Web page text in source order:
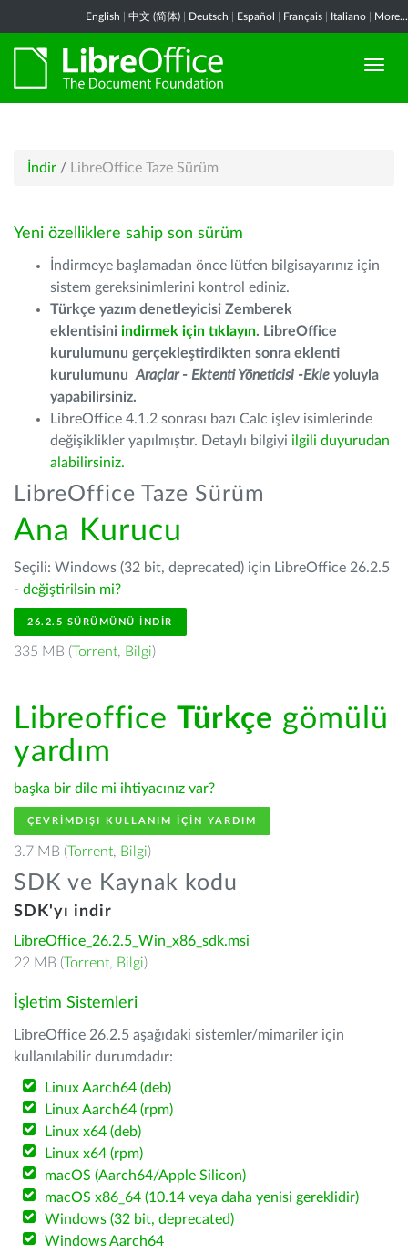
English 中文 (简体) Deutsch Español Français Italiano More...
İndir / LibreOffice Taze Sürüm
Yeni özelliklere sahip son sürüm
İndirmeye başlamadan önce lütfen bilgisayarınız için
sistem gereksinimlerini kontrol ediniz.
Türkçe yazım denetleyicisi Zemberek
eklentisini indirmek için tıklayın. LibreOffice
kurulumunu gerçekleştirdikten sonra eklenti
kurulumunu Araçlar - Ektenti Yöneticisi -Ekle yoluyla
yapabilirsiniz.
LibreOffice 4.1.2 sonrası bazı Calc işlev isimlerinde
değişiklikler yapılmıştır. Detaylı bilgiyi ilgili duyurudan
alabilirsiniz.
LibreOffice Taze Sürüm
Ana Kurucu
Seçili: Windows (32 bit, deprecated) için LibreOffice 26.2.5
- değiştirilsin mi?
26.2.5 SÜRÜMÜNÜ İNDIR
335 MB (Torrent, Bilgi)
Libreoffice Türkçe gömülü
yardım
başka bir dile mi ihtiyacınız var?
ÇEVRIMDIŞI KULLANIM IÇIN YARDIM
3.7 MB (Torrent, Bilgi)
SDK ve Kaynak kodu
SDK'yı indir
LibreOffice_26.2.5_Win_x86_sdk.msi
22 MB (Torrent, Bilgi)
İşletim Sistemleri
LibreOffice 26.2.5 aşağıdaki sistemler/mimariler için
kullanılabilir durumdadır:
Linux Aarch64 (deb)
Linux Aarch64 (rpm)
Linux x64 (deb)
Linux x64 (rpm)
macOS (Aarch64/Apple Silicon)
macOS x86_64 (10.14 veya daha yenisi gereklidir)
Windows (32 bit, deprecated)
Windows Aarch64